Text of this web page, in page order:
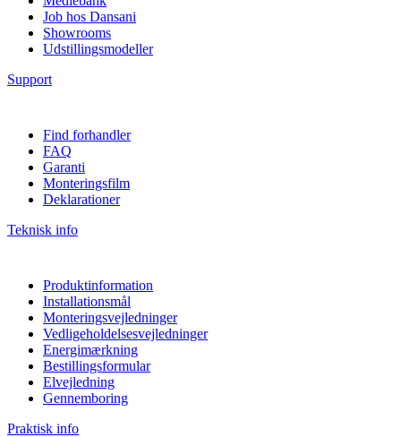
Job hos Dansani
Showrooms
Udstillingsmodeller
Support
Find forhandler
FAQ
Garanti
Monteringsfilm
Deklarationer
Teknisk info
Produktinformation
Installationsmål
Monteringsvejledninger
Vedligeholdelsesvejledninger
Energimærkning
Bestillingsformular
Elvejledning
Gennemboring
Praktisk info